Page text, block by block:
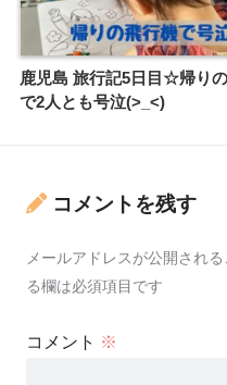
鹿児島 旅行記5日目☆帰り
で2人とも号泣(>_<)
コメントを残す
メールアドレスが公開される
る欄は必須項目です
コメント ※